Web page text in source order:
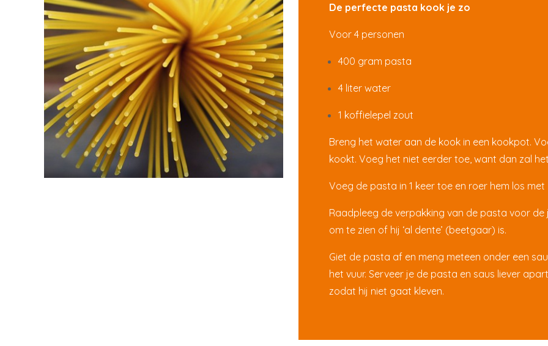
De perfecte pasta kook je zo
Voor 4 personen
400 gram pasta
4 liter water
1 koffielepel zout
Breng het water aan de kook in een kookpot.
kookt. Voeg het niet eerder toe, want dan zal
Voeg de pasta in 1 keer toe en roer hem los met
Raadpleeg de verpakking van de pasta voor
om te zien of hij ‘al dente’ (beetgaar) is.
Giet de pasta af en meng meteen onder een
het vuur. Serveer je de pasta en saus liever
zodat hij niet gaat kleven.